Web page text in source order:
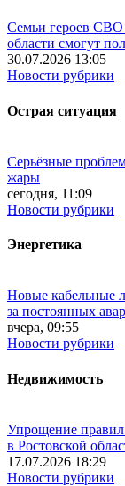
Семьи героев СВО
области смогут
30.07.2026 13:05
Новости рубрики
Острая ситуация
Серьёзные
жары
сегодня, 11:09
Новости рубрики
Энергетика
Новые кабельные
за постоянных
вчера, 09:55
Новости рубрики
Недвижимость
Упрощение правил
в Ростовской
17.07.2026 18:29
Новости рубрики